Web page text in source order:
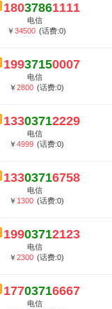
18037861111
电信
￥34500 (话费:0)
19937150007
电信
￥2800 (话费:0)
13303712229
电信
￥4999 (话费:0)
13303716758
电信
￥ 1300 (话费:0)
19903712123
电信
￥2300 (话费:0)
17703716667
电信